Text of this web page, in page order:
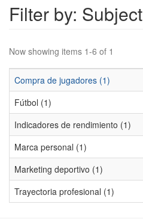
Filter by: Subject
Now showing items 1-6 of 1
Compra de jugadores (1)
Fútbol (1)
Indicadores de rendimiento (1)
Marca personal (1)
Marketing deportivo (1)
Trayectoria profesional (1)